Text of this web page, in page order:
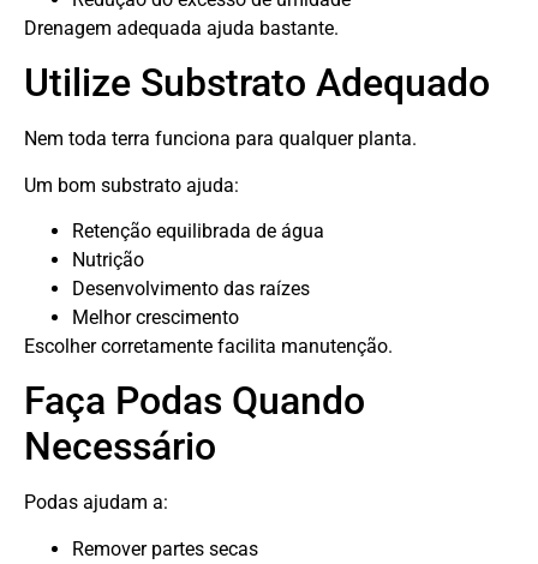
Drenagem adequada ajuda bastante.
Utilize Substrato Adequado
Nem toda terra funciona para qualquer planta.
Um bom substrato ajuda:
Retenção equilibrada de água
Nutrição
Desenvolvimento das raízes
Melhor crescimento
Escolher corretamente facilita manutenção.
Faça Podas Quando
Necessário
Podas ajudam a:
Remover partes secas